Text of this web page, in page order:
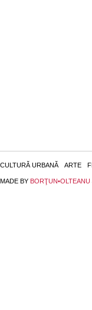
CULTURĂ URBANĂ ARTE
MADE BY BORŢUN•OLTEANU